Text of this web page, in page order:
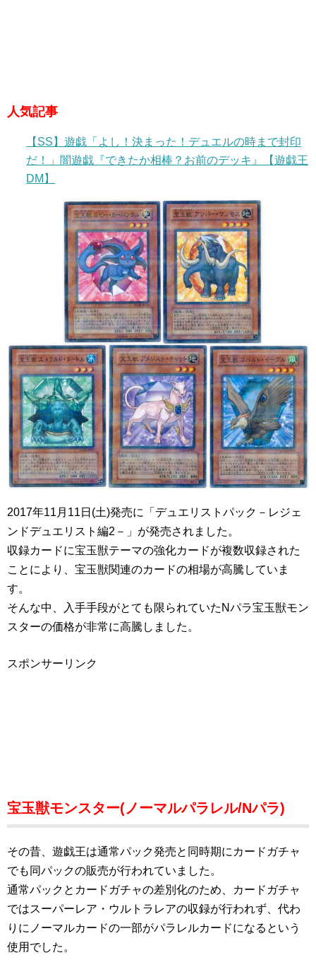
人気記事
【SS】遊戯「よし！決まった！デュエルの時まで封印
だ！」闇遊戯『できたか相棒？お前のデッキ』【遊戯王
DM】
2017年11月11日(土)発売に「デュエリストパック－レジェ
ンドデュエリスト編2－」が発売されました。
収録カードに宝玉獣テーマの強化カードが複数収録された
ことにより、宝玉獣関連のカードの相場が高騰していま
す。
そんな中、入手手段がとても限られていたNパラ宝玉獣モン
スターの価格が非常に高騰しました。
スポンサーリンク
宝玉獣モンスター(ノーマルパラレル/Nパラ)
その昔、遊戯王は通常パック発売と同時期にカードガチャ
でも同パックの販売が行われていました。
通常パックとカードガチャの差別化のため、カードガチャ
ではスーパーレア・ウルトラレアの収録が行われず、代わ
りにノーマルカードの一部がパラレルカードになるという
使用でした。